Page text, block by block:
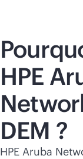
HPE
DEM ?
HPE Aruba